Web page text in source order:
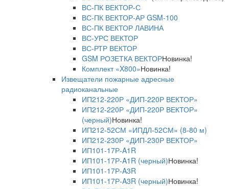
ВС-ПК ВЕКТОР-С
ВС-ПК ВЕКТОР-АР GSM-100
ВС-ПК ВЕКТОР ЛАВИНА
ВС-УРС ВЕКТОР
ВС-РТР ВЕКТОР
GSM РОЗЕТКА ВЕКТОРНовинка!
Комплект «X800»Новинка!
Извещатели пожарные адресные
радиоканальные
ИП212-220Р «ДИП-220Р ВЕКТОР»
ИП212-220Р «ДИП-220Р ВЕКТОР»
(черный)Новинка!
ИП212-52СМ «ИПДЛ-52СМ» (8-80 м)
ИП212-230Р «ДИП-230Р ВЕКТОР»
ИП101-17Р-A1R
ИП101-17Р-A1R (черный)Новинка!
ИП101-17Р-A3R
ИП101-17Р-A3R (черный)Новинка!